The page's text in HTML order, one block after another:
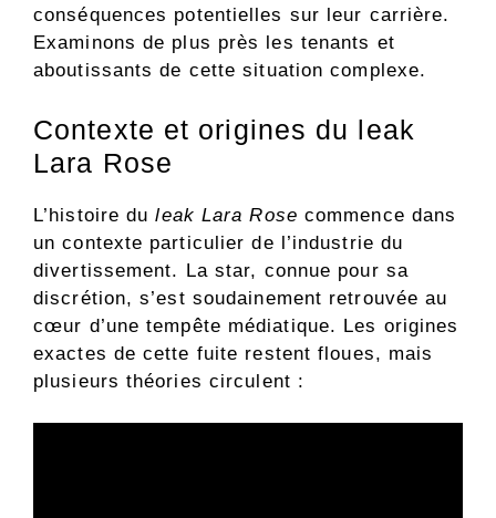
conséquences potentielles sur leur carrière.
Examinons de plus près les tenants et
aboutissants de cette situation complexe.
Contexte et origines du leak
Lara Rose
L’histoire duleak Lara Rose commence dans
un contexte particulier de l’industrie du
divertissement. La star, connue pour sa
discrétion, s’est soudainement retrouvée au
cœur d’une tempête médiatique. Les origines
exactes de cette fuite restent floues, mais
plusieurs théories circulent :